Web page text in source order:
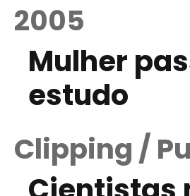
2005
Mulher
estudo
Clipping /